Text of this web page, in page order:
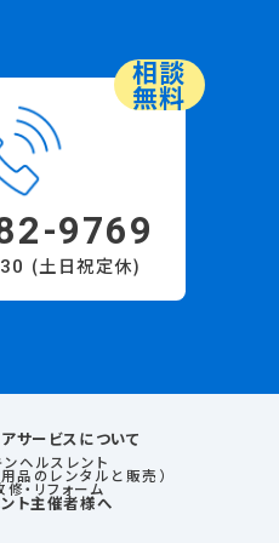
9769
(土日祝定休)
相談
無料
サービスについて
ヘルスレント
用品のレンタルと販売）
・リフォーム
ト主催者様へ